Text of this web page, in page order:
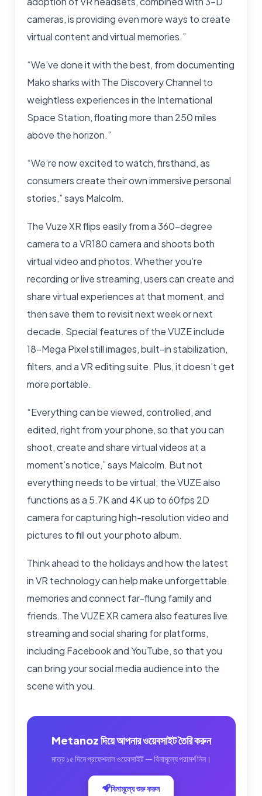
cameras, is providing even more ways to create
virtual content and virtual memories.”
“We’ve done it with the best, from documenting
Mako sharks with The Discovery Channel to
weightless experiences in the International
Space Station, floating more than 250 miles
above the horizon.”
“We’re now excited to watch, firsthand, as
consumers create their own immersive personal
stories,” says Malcolm.
The Vuze XR flips easily from a 360-degree
camera to a VR180 camera and shoots both
virtual video and photos. Whether you’re
recording or live streaming, users can create and
share virtual experiences at that moment, and
then save them to revisit next week or next
decade. Special features of the VUZE include
18-Mega Pixel still images, built-in stabilization,
filters, and a VR editing suite. Plus, it doesn’t get
more portable.
“Everything can be viewed, controlled, and
edited, right from your phone, so that you can
shoot, create and share virtual videos at a
moment’s notice,” says Malcolm. But not
everything needs to be virtual; the VUZE also
functions as a 5.7K and 4K up to 60fps 2D
camera for capturing high-resolution video and
pictures to fill out your photo album.
Think ahead to the holidays and how the latest
in VR technology can help make unforgettable
memories and connect far-flung family and
friends. The VUZE XR camera also features live
streaming and social sharing for platforms,
including Facebook and YouTube, so that you
can bring your social media audience into the
scene with you.
Metanoz দিয়ে আপনার ওয়েবসাইট তৈরি করুন
মাত্র ১৫ দিনে প্রফেশনাল ওয়েবসাইট — বিনামূল্যে পরামর্শ নিন।
বিনামূল্যে শুরু করুন